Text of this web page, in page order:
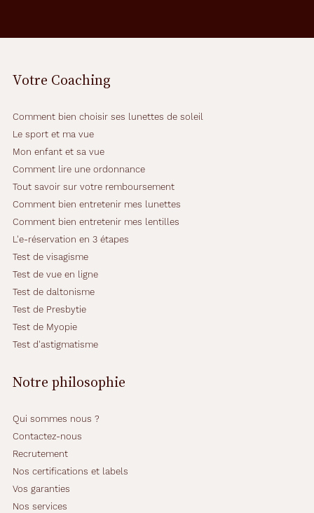
Votre Coaching
Comment bien choisir ses lunettes de soleil
Le sport et ma vue
Mon enfant et sa vue
Comment lire une ordonnance
Tout savoir sur votre remboursement
Comment bien entretenir mes lunettes
Comment bien entretenir mes lentilles
L'e-réservation en 3 étapes
Test de visagisme
Test de vue en ligne
Test de daltonisme
Test de Presbytie
Test de Myopie
Test d'astigmatisme
Notre philosophie
Qui sommes nous ?
Contactez-nous
Recrutement
Nos certifications et labels
Vos garanties
Nos services